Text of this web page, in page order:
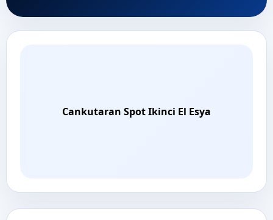
Cankutaran Spot Ikinci El Esya